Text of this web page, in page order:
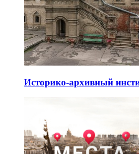
Историко-архивный